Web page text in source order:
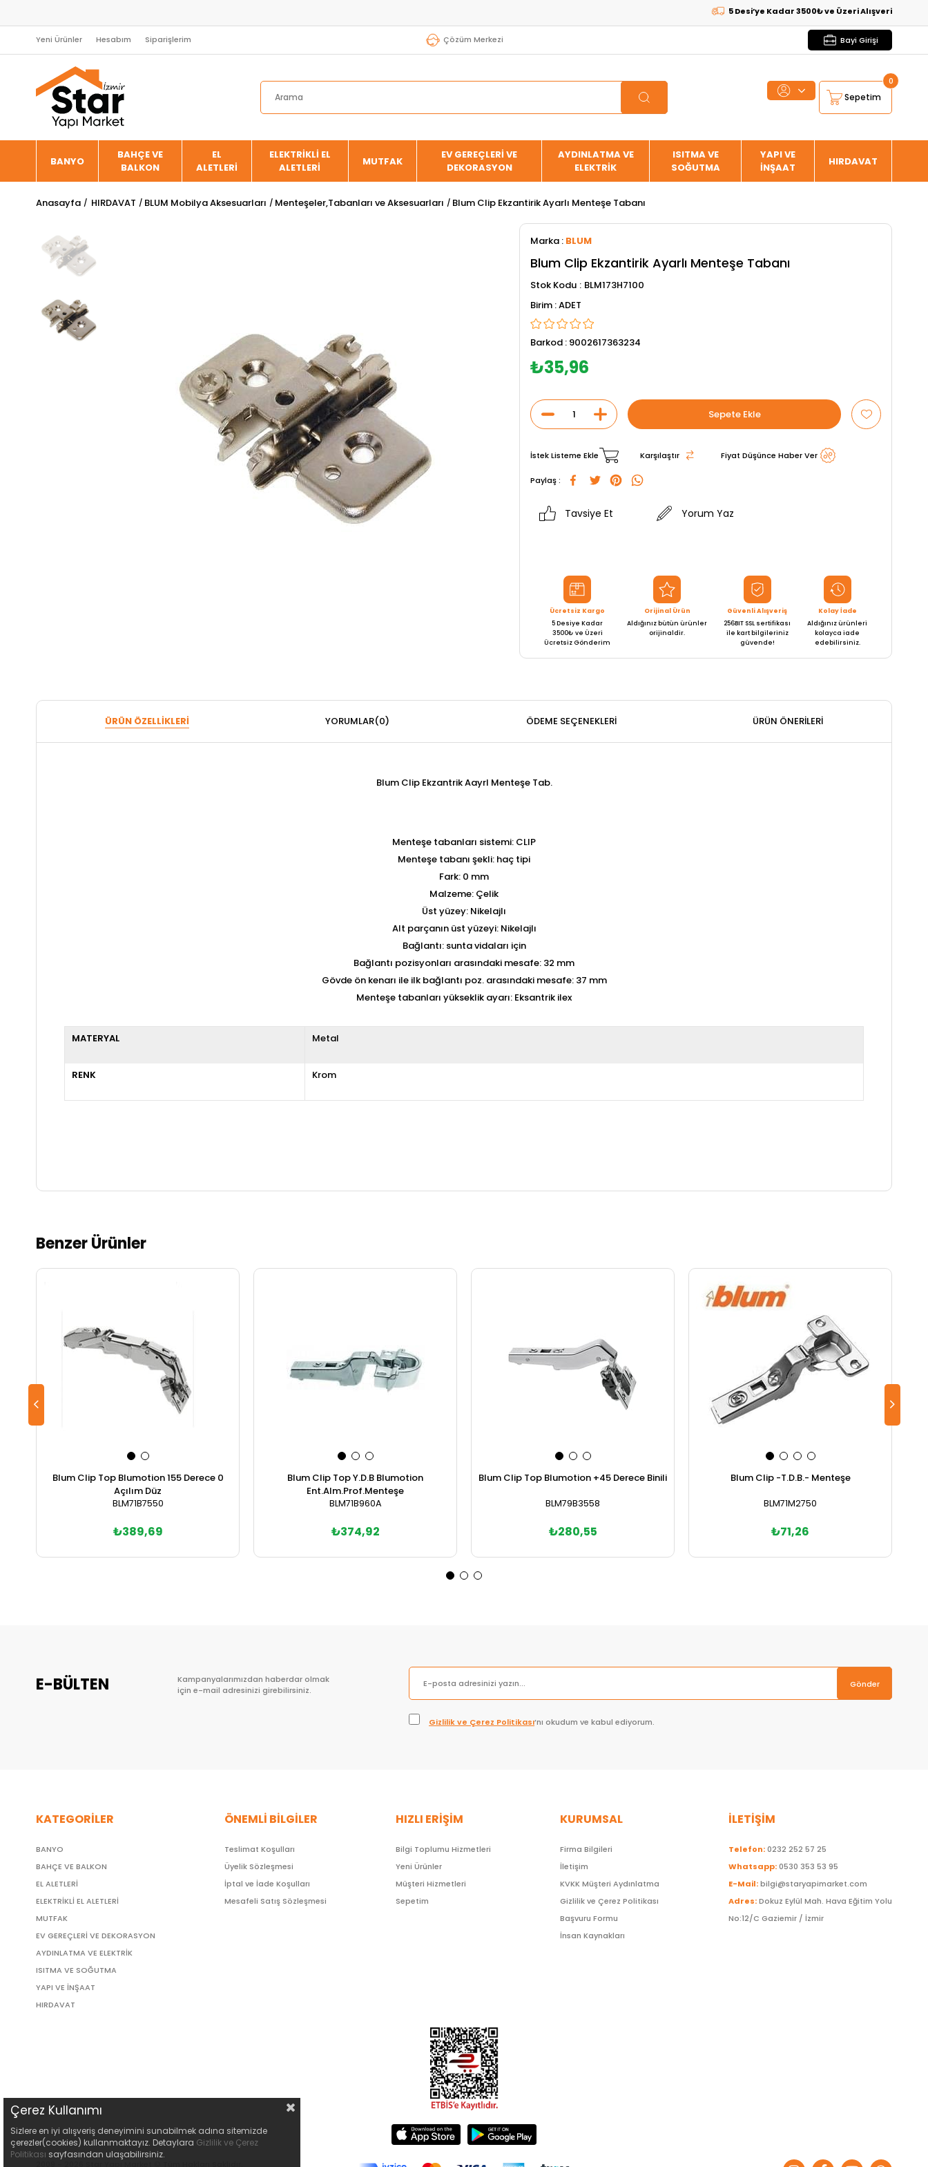
5 Desi’ye Kadar 3500₺ ve Üzeri AlışverişlerdeKARGO
Yeni Ürünler Hesabım Siparişlerim Çözüm Merkezi Bayi Girişi
Sepetim
0
BANYO
BAHÇE VE
BALKON
EL
ALETLERİ
ELEKTRİKLİ EL
ALETLERİ
MUTFAK
EV GEREÇLERİ VE
DEKORASYON
AYDINLATMA VE
ELEKTRİK
ISITMA VE
SOĞUTMA
YAPI VE
İNŞAAT
HIRDAVAT
Anasayfa HIRDAVAT BLUM Mobilya Aksesuarları Menteşeler,Tabanları ve Aksesuarları Blum Clip Ekzantirik Ayarlı Menteşe Tabanı
Marka : BLUM
Blum Clip Ekzantirik Ayarlı Menteşe Tabanı
Stok Kodu
BLM173H7100
ADET
Barkod : 9002617363234
₺35,96
İstek Listeme Ekle Karşılaştır Fiyat Düşünce Haber Ver
Paylaş :
Tavsiye Et Yorum Yaz
Ücretsiz Kargo
5 Desiye Kadar
3500₺ ve Üzeri
Ücretsiz Gönderim
Orijinal Ürün
Aldığınız bütün ürünler
orijinaldir.
Güvenli Alışveriş
256BIT SSL sertifikası
ile kart bilgileriniz
güvende!
Kolay İade
Aldığınız ürünleri
kolayca iade
edebilirsiniz.
ÜRÜN ÖZELLIKLERI YORUMLAR(0) ÖDEME SEÇENEKLERI ÜRÜN ÖNERILERI
Blum Clip Ekzantrik Aayrl Menteşe Tab.
Menteşe tabanları sistemi: CLIP
Menteşe tabanı şekli: haç tipi
Fark: 0 mm
Malzeme: Çelik
Üst yüzey: Nikelajlı
Alt parçanın üst yüzeyi: Nikelajlı
Bağlantı: sunta vidaları için
Bağlantı pozisyonları arasındaki mesafe: 32 mm
Gövde ön kenarı ile ilk bağlantı poz. arasındaki mesafe: 37 mm
Menteşe tabanları yükseklik ayarı: Eksantrik ilex
MATERYAL Metal
RENK Krom
Benzer Ürünler
Blum Clip Top Blumotion 155 Derece 0
Açılım Düz
BLM71B7550
₺389,69
Blum Clip Top Y.D.B Blumotion
Ent.Alm.Prof.Menteşe
BLM71B960A
₺374,92
Blum Clip Top Blumotion +45 Derece Binili
BLM79B3558
₺280,55
Blum Clip -T.D.B.- Menteşe
BLM71M2750
₺71,26
E-BÜLTEN
Kampanyalarımızdan haberdar olmak
için e-mail adresinizi girebilirsiniz.
Gönder
Gizlilik ve Çerez Politikası’nı okudum ve kabul ediyorum.
KATEGORİLER
BANYO
BAHÇE VE BALKON
EL ALETLERİ
ELEKTRİKLİ EL ALETLERİ
MUTFAK
EV GEREÇLERİ VE DEKORASYON
AYDINLATMA VE ELEKTRİK
ISITMA VE SOĞUTMA
YAPI VE İNŞAAT
HIRDAVAT
ÖNEMLİ BİLGİLER
Teslimat Koşulları
Üyelik Sözleşmesi
İptal ve İade Koşulları
Mesafeli Satış Sözleşmesi
HIZLI ERİŞİM
Bilgi Toplumu Hizmetleri
Yeni Ürünler
Müşteri Hizmetleri
Sepetim
KURUMSAL
Firma Bilgileri
İletişim
KVKK Müşteri Aydınlatma
Gizlilik ve Çerez Politikası
Başvuru Formu
İnsan Kaynakları
İLETİŞİM
Telefon:0232 252 57 25
Whatsapp:0530 353 53 95
E-Mail:bilgi@staryapimarket.com
Adres:Dokuz Eylül Mah. Hava Eğitim Yolu
No:12/C Gaziemir / İzmir
Çerez Kullanımı
Sizlere en iyi alışveriş deneyimini sunabilmek adına sitemizde
çerezler(cookies) kullanmaktayız. Detaylara Gizlilik ve Çerez
Politikası sayfasından ulaşabilirsiniz.